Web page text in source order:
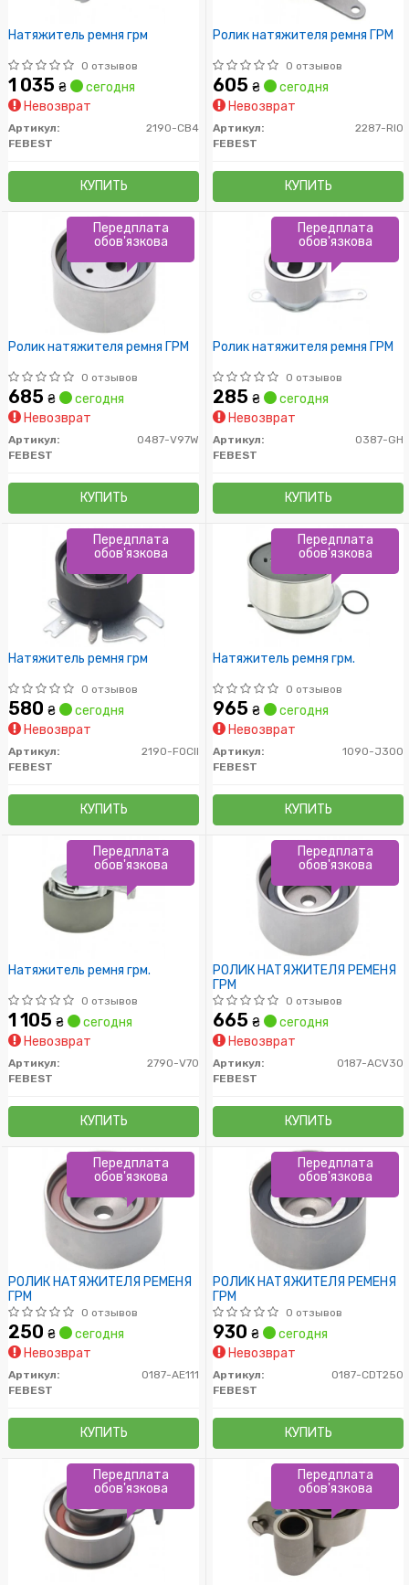
Натяжитель ремня грм
0 отзывов
1 035 ₴
сегодня
Невозврат
Артикул:
2190-CB4
FEBEST
КУПИТЬ
Ролик натяжителя ремня ГРМ
0 отзывов
605 ₴
сегодня
Невозврат
Артикул:
2287-RIO
FEBEST
КУПИТЬ
Ролик натяжителя ремня ГРМ
0 отзывов
685 ₴
сегодня
Невозврат
Артикул:
0487-V97W
FEBEST
КУПИТЬ
Передплата
обов'язкова
Ролик натяжителя ремня ГРМ
0 отзывов
285 ₴
сегодня
Невозврат
Артикул:
0387-GH
FEBEST
КУПИТЬ
Передплата
обов'язкова
Натяжитель ремня грм
0 отзывов
580 ₴
сегодня
Невозврат
Артикул:
2190-FOCII
FEBEST
КУПИТЬ
Передплата
обов'язкова
Натяжитель ремня грм.
0 отзывов
965 ₴
сегодня
Невозврат
Артикул:
1090-J300
FEBEST
КУПИТЬ
Передплата
обов'язкова
Натяжитель ремня грм.
0 отзывов
1 105 ₴
сегодня
Невозврат
Артикул:
2790-V70
FEBEST
КУПИТЬ
Передплата
обов'язкова
РОЛИК НАТЯЖИТЕЛЯ РЕМЕНЯ
ГРМ
0 отзывов
665 ₴
сегодня
Невозврат
Артикул:
0187-ACV30
FEBEST
КУПИТЬ
Передплата
обов'язкова
РОЛИК НАТЯЖИТЕЛЯ РЕМЕНЯ
ГРМ
0 отзывов
250 ₴
сегодня
Невозврат
Артикул:
0187-AE111
FEBEST
КУПИТЬ
Передплата
обов'язкова
РОЛИК НАТЯЖИТЕЛЯ РЕМЕНЯ
ГРМ
0 отзывов
930 ₴
сегодня
Невозврат
Артикул:
0187-CDT250
FEBEST
КУПИТЬ
Передплата
обов'язкова
Передплата
обов'язкова
Передплата
обов'язкова